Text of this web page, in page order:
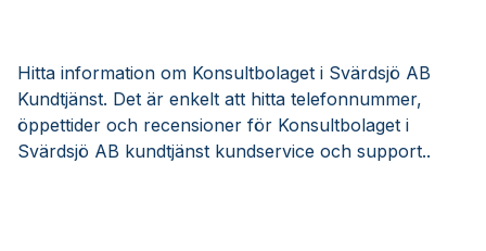
Hitta information om Konsultbolaget i Svärdsjö AB
Kundtjänst. Det är enkelt att hitta telefonnummer,
öppettider och recensioner för Konsultbolaget i
Svärdsjö AB kundtjänst kundservice och support..